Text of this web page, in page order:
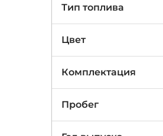
Тип топлива
Цвет
Комплектация
Пробег